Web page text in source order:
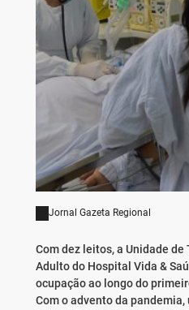
Jornal Gazeta Regional
Com dez leitos, a Unidade
Adulto do Hospital Vida &
ocupação ao longo do
Com o advento da